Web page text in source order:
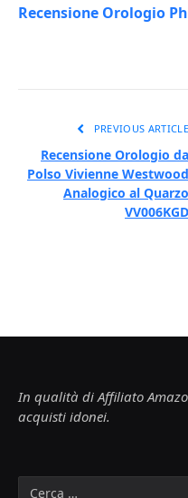
Recensione Orologio
PREVIOUS ARTICLE
Recensione Orologio da
Polso Vivienne Westwood
Analogico al Quarzo
VV006KGD
In qualità di Affiliato
acquisti idonei.